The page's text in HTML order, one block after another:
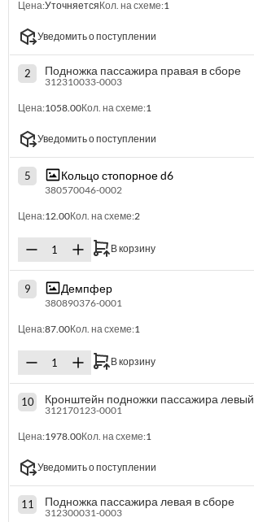
Цена:УточняетсяКол. на схеме:1
Уведомить о поступлении
2 Подножка пассажира правая в сборе
312310033-0003
Цена:1058.00Кол. на схеме:1
Уведомить о поступлении
5 Кольцо стопорное d6
380570046-0002
Цена:12.00Кол. на схеме:2
В корзину
9 Демпфер
380890376-0001
Цена:87.00Кол. на схеме:1
В корзину
10 Кронштейн подножки пассажира левый
312170123-0001
Цена:1978.00Кол. на схеме:1
Уведомить о поступлении
11 Подножка пассажира левая в сборе
312300031-0003